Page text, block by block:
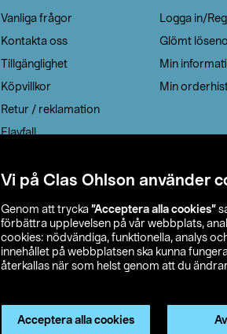
Vi på Clas Ohlson använder
Genom att trycka ”Acceptera alla cookies”
förbättra upplevelsen på vår webbplats,
cookies: nödvändiga, funktionella, analys
innehållet på webbplatsen ska kunna
återkallas när som helst genom att du
Acceptera alla cookies
Vanliga frågor
Kontakta oss
Tillgänglighet
Köpvillkor
Retur / reklamation
Elavfall
Leveransalternativ
Logga in/
Glömt
Min
Min